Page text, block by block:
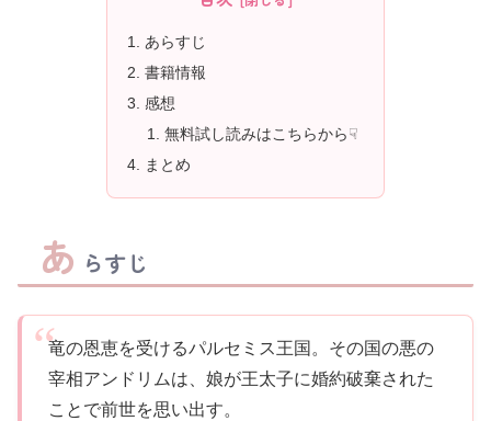
あらすじ
書籍情報
感想
無料試し読みはこちらから☟
まとめ
あ らすじ
竜の恩恵を受けるパルセミス王国。その国の悪の
宰相アンドリムは、娘が王太子に婚約破棄された
ことで前世を思い出す。